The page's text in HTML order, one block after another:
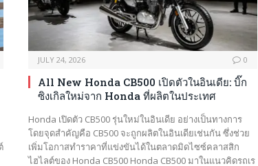
JULY 24, 2026 0
All New Honda CB500 เปิดตัวในอินเดีย: บิ๊ก
ซิงเกิลใหม่จาก Honda ที่ผลิตในประเทศ
Honda เปิดตัว CB500 รุ่นใหม่ในอินเดีย อย่างเป็นทางการ
โดยจุดสำคัญคือ CB500 จะถูกผลิตในอินเดียเช่นกัน ซึ่งช่วย
เพิ่มโอกาสทำราคาที่แข่งขันได้ในตลาดมิดไซซ์คลาสสิก
ไฮไลต์ของ Honda CB500 Honda CB500 มาในแนวคิดรถเร